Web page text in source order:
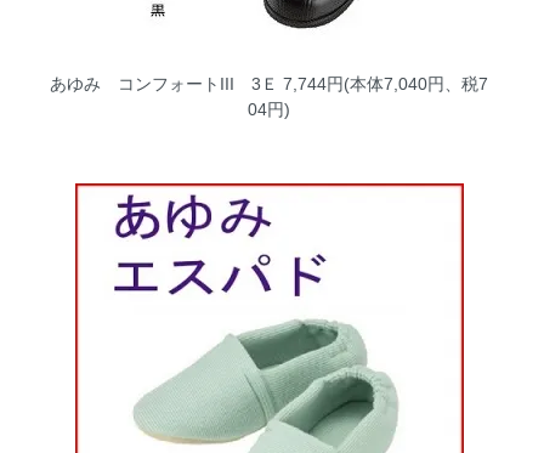
あゆみ コンフォートIII 3Ｅ 7,744円(本体7,040円、税7
04円)